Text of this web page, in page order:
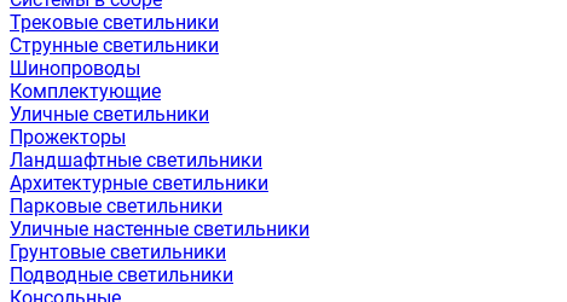
Трековые светильники
Струнные светильники
Шинопроводы
Комплектующие
Уличные светильники
Прожекторы
Ландшафтные светильники
Архитектурные светильники
Парковые светильники
Уличные настенные светильники
Грунтовые светильники
Подводные светильники